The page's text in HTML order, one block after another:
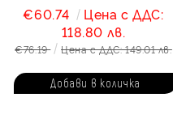
€60.74
Цена с ДДС:
118.80 лв.
€76.19 Цена с ДДС: 149.01 лв.